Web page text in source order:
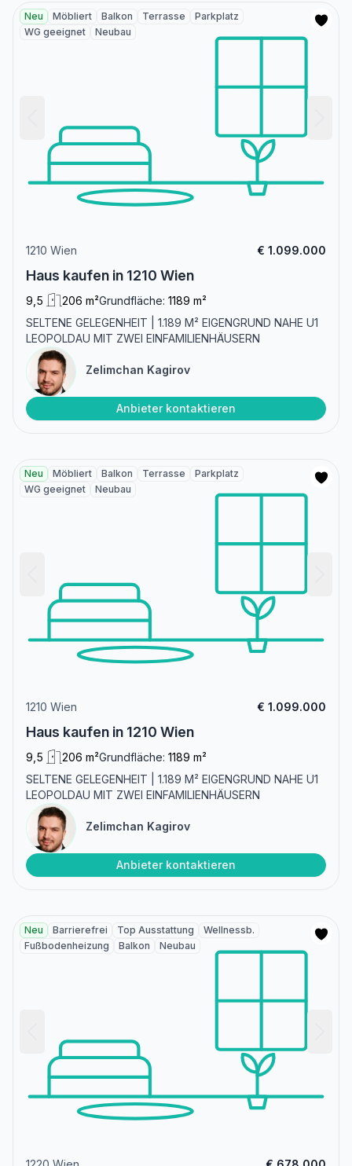
Neu Möbliert Balkon Terrasse
Parkplatz
WG geeignet
Neubau
1210 Wien € 1.099.000
Haus kaufen in 1210 Wien
9,5 206 m²Grundfläche: 1189 m²
SELTENE GELEGENHEIT | 1.189 M² EIGENGRUND NAHE U1
LEOPOLDAU MIT ZWEI EINFAMILIENHÄUSERN
Zelimchan Kagirov
Anbieter kontaktieren
Neu Möbliert Balkon Terrasse
Parkplatz
WG geeignet
Neubau
1210 Wien € 1.099.000
Haus kaufen in 1210 Wien
9,5 206 m²Grundfläche: 1189 m²
SELTENE GELEGENHEIT | 1.189 M² EIGENGRUND NAHE U1
LEOPOLDAU MIT ZWEI EINFAMILIENHÄUSERN
Zelimchan Kagirov
Anbieter kontaktieren
Neu Barrierefrei Top Ausstattung
Wellnessb.
Fußbodenheizung
Balkon Neubau